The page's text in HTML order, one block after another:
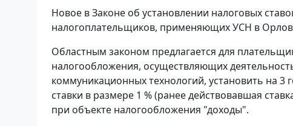
Новое в Законе об установлении налоговых
налогоплательщиков, применяющих УСН в
Областным законом предлагается для
налогообложения, осуществляющих
коммуникационных технологий, установить на
ставки в размере 1 % (ранее действовавшая
при объекте налогообложения "доходы".